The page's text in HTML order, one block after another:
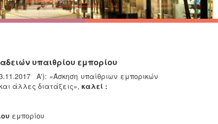
υπαιθρίου εμπορίου
Α'): «Άσκηση υπαίθριων εμπορικών
άλλες διατάξεις», καλεί :
εμπορίου